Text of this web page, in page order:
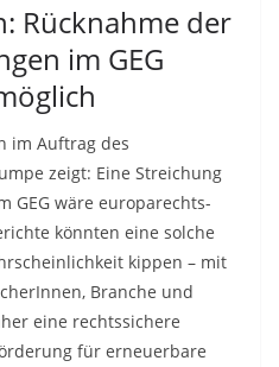
Rücknahme der
im GEG
im Auftrag des
zeigt: Eine Streichung
GEG wäre europarechts-
könnten eine solche
kippen – mit
Branche und
eine rechtssichere
für erneuerbare